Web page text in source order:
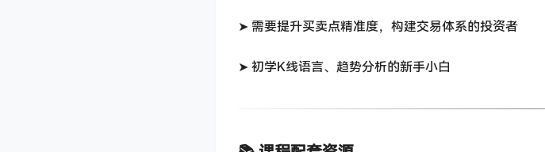
➤ 需要提升买卖点精准度，构建交易体系的投资者
➤ 初学K线语言、趋势分析的新手小白